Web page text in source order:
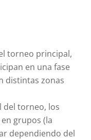
torneo principal,
en una fase
distintas zonas
del torneo, los
grupos (la
dependiendo del